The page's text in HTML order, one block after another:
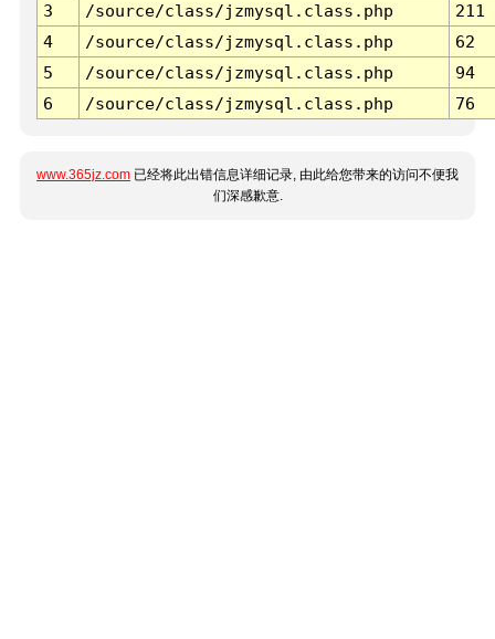
3 /source/class/jzmysql.class.php
211
4
/source/class/jzmysql.class.php
62
5
/source/class/jzmysql.class.php
94
6
/source/class/jzmysql.class.php 76
www.365jz.com 已经将此出错信息详细记录, 由此给您带来的访问不便我
们深感歉意.